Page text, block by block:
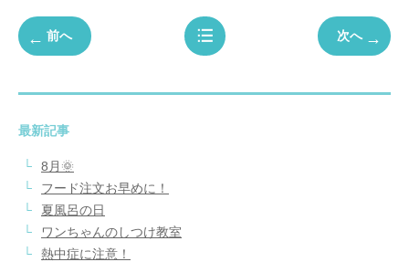
前へ 次へ
最新記事
8月🌞
フード注文お早めに！
夏風呂の日
ワンちゃんのしつけ教室
熱中症に注意！